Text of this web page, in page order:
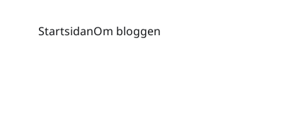
StartsidanOm bloggen